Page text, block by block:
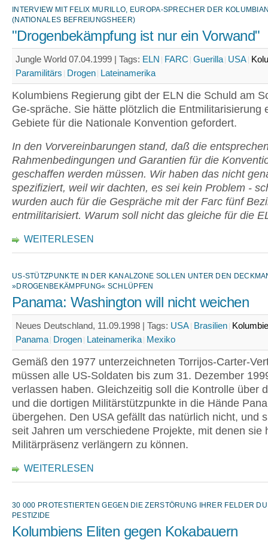
INTERVIEW MIT FELIX MURILLO, EUROPA-SPRECHER DER
(NATIONALES BEFREIUNGSHEER)
"Drogenbekämpfung ist nur ein Vorwand"
Jungle World 07.04.1999 | Tags: ELN FARC Guerilla USA
Paramilitärs Drogen Lateinamerika
Kolumbiens Regierung gibt der ELN die Schuld am
Ge-spräche. Sie hätte plötzlich die Entmilitarisierung
Gebiete für die Nationale Konvention gefordert.
In den Vorvereinbarungen stand, daß die
Rahmenbedingungen und Garantien für die
geschaffen werden müssen. Wir haben das nicht
spezifiziert, weil wir dachten, es sei kein Problem -
wurden auch für die Gespräche mit der Farc fünf
entmilitarisiert. Warum soll nicht das gleiche für die
WEITERLESEN
US-STÜTZPUNKTE IN DER KANALZONE SOLLEN UNTER DEN
»DROGENBEKÄMPFUNG« SCHLÜPFEN
Panama: Washington will nicht weichen
Neues Deutschland, 11.09.1998 | Tags: USA Brasilien
Panama Drogen Lateinamerika Mexiko
Gemäß den 1977 unterzeichneten Torrijos-Carter-
müssen alle US-Soldaten bis zum 31. Dezember
verlassen haben. Gleichzeitig soll die Kontrolle über
und die dortigen Militärstützpunkte in die Hände
übergehen. Den USA gefällt das natürlich nicht, und
seit Jahren um verschiedene Projekte, mit denen sie
Militärpräsenz verlängern zu können.
WEITERLESEN
30 000 PROTESTIERTEN GEGEN DIE ZERSTÖRUNG IHRER FELDER
PESTIZIDE
Kolumbiens Eliten gegen Kokabauern